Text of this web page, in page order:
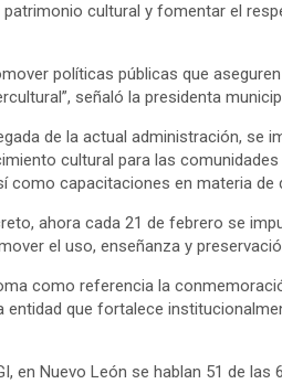
cultural y fomentar el
políticas públicas que
señaló la presidenta
de la actual administración, se
cultural para las
como capacitaciones en materia de
ahora cada 21 de febrero se
el uso, enseñanza y
como referencia la
entidad que fortalece
en Nuevo León se hablan 51 de